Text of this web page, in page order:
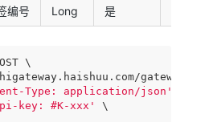
编号 Long 是
\
gateway/
Type: application/json'
key: #K-xxx'
\